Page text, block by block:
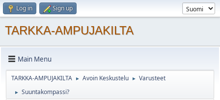
Log in Sign up
TARKKA-AMPUJAKILTA
Main Menu
TARKKA-AMPUJAKILTA ► Avoin Keskustelu ► Varusteet
► Suuntakompassi?